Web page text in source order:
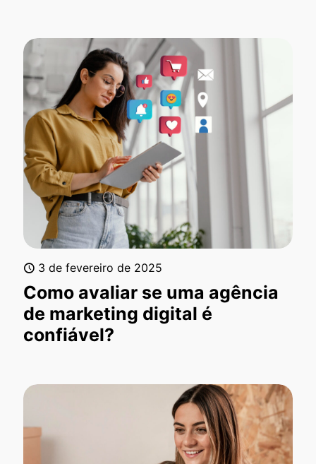
3 de fevereiro de 2025
Como avaliar se uma agência
de marketing digital é
confiável?